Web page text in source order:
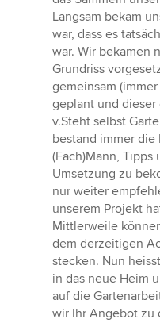
Langsam bekam
war, dass es
war. Wir bekamen
Grundriss
gemeinsam
geplant und dieser
v.Steht selbst
bestand immer
(Fach)Mann,
Umsetzung zu
nur weiter
unserem Projekt
Mittlerweile
dem derzeitigen
stecken. Nun
in das neue Heim
auf die
wir Ihr Angebot zu